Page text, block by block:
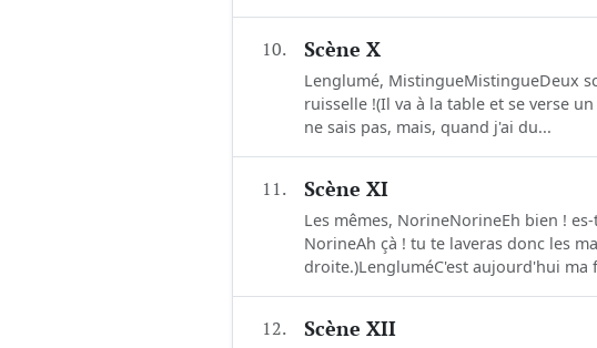
10. Scène X
Lenglumé, MistingueMistingueDeux
ruisselle !(Il va à la table et se verse
ne sais pas, mais, quand j'ai du...
11. Scène XI
Les mêmes, NorineNorineEh bien !
NorineAh çà ! tu te laveras donc les
droite.)LengluméC'est aujourd'hui ma
12. Scène XII